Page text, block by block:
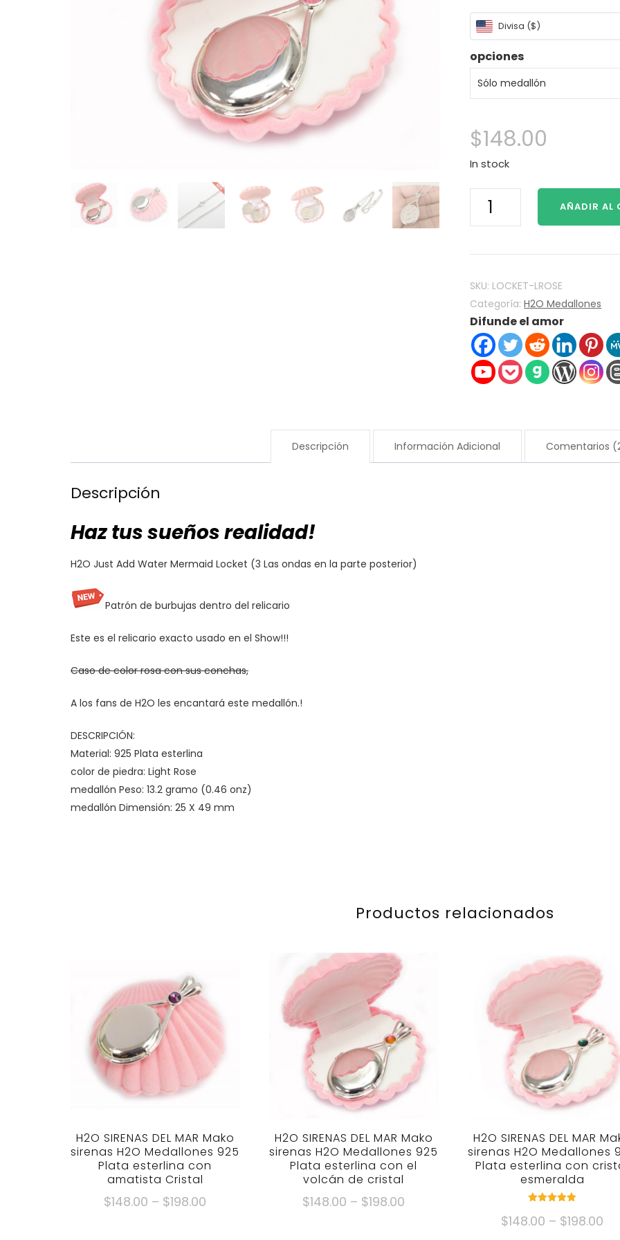
clientes
Divisa ($)
opciones
$148.00
In stock
H2O
SIRENAS
MAR
sirenas
H2O
Medallones
925
Plata
esterlina
Light
Rose
cantidad
AÑADIR AL
SKU: LOCKET-LROSE
Categoría:H2O Medallones
Difunde el amor
Descripción Información Adicional Comentarios
Descripción
Haz tus sueños realidad!
H2O Just Add Water Mermaid Locket (3 Las ondas en la parte posterior)
Patrón de burbujas dentro del relicario
Este es el relicario exacto usado en el Show!!!
Caso de color rosa con sus conchas,
A los fans de H2O les encantará este medallón.!
DESCRIPCIÓN:
Material: 925 Plata esterlina
color de piedra: Light Rose
medallón Peso: 13.2 gramo (0.46 onz)
medallón Dimensión: 25 X 49 mm
Productos relacionados
H2O SIRENAS DEL MAR Mako
sirenas H2O Medallones 925
Plata esterlina con
amatista Cristal
$148.00 – $198.00
H2O SIRENAS DEL MAR Mako
sirenas H2O Medallones 925
Plata esterlina con el
volcán de cristal
$148.00 – $198.00
H2O SIRENAS DEL MAR
sirenas H2O Medallones
Plata esterlina con
esmeralda
5.00
fuera de 5
$148.00 – $198.00